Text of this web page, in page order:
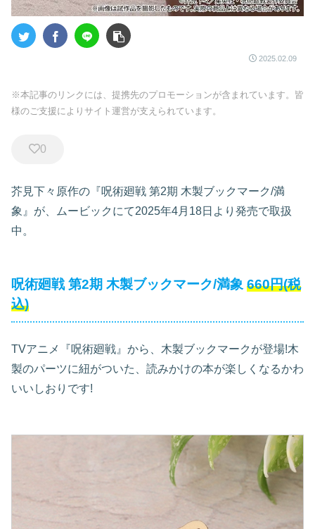
2025.02.09
※本記事のリンクには、提携先のプロモーションが含まれています。皆
様のご支援によりサイト運営が支えられています。
0
芥見下々原作の『呪術廻戦 第2期 木製ブックマーク/満
象』が、ムービックにて2025年4月18日より発売で取扱
中。
呪術廻戦 第2期 木製ブックマーク/満象 660円(税
込)
TVアニメ『呪術廻戦』から、木製ブックマークが登場!木
製のパーツに紐がついた、読みかけの本が楽しくなるかわ
いいしおりです!